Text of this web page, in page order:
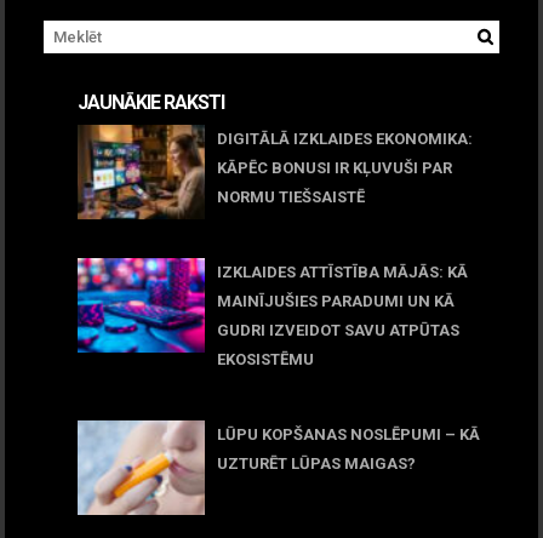
JAUNĀKIE RAKSTI
DIGITĀLĀ IZKLAIDES EKONOMIKA:
KĀPĒC BONUSI IR KĻUVUŠI PAR
NORMU TIEŠSAISTĒ
IZKLAIDES ATTĪSTĪBA MĀJĀS: KĀ
MAINĪJUŠIES PARADUMI UN KĀ
GUDRI IZVEIDOT SAVU ATPŪTAS
EKOSISTĒMU
LŪPU KOPŠANAS NOSLĒPUMI – KĀ
UZTURĒT LŪPAS MAIGAS?